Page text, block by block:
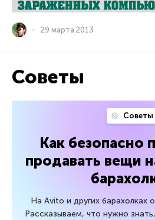
29 марта 2013
Советы
Советы
Как безопасно
продавать вещи
На Avito и других барахолках
Рассказываем, что нужно